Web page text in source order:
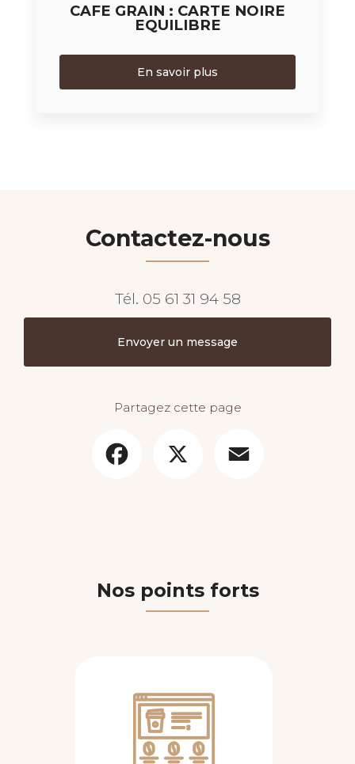
CAFE GRAIN : CARTE NOIRE
EQUILIBRE
En savoir plus
Contactez-nous
Tél. 05 61 31 94 58
Envoyer un message
Partagez cette page
Nos points forts